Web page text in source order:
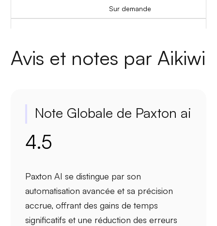
Sur demande
Avis et notes par Aikiwi
Note Globale de Paxton ai
4.5
Paxton AI se distingue par son
automatisation avancée et sa précision
accrue, offrant des gains de temps
significatifs et une réduction des erreurs